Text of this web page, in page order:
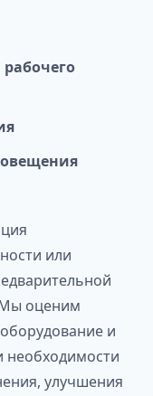
или
Мы оценим
и
улучшения